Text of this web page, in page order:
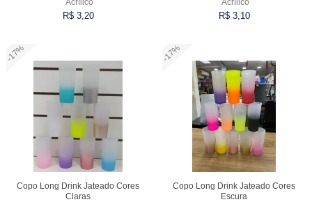
Acrílico
R$ 3,20
Acrílico
R$ 3,10
-17%
Copo Long Drink Jateado Cores
Claras
-17%
Copo Long Drink Jateado Cores
Escura